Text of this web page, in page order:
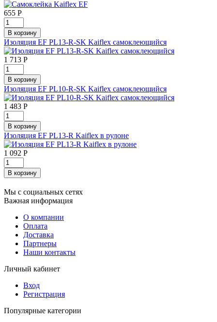
655 Р
Изоляция EF PL13-R-SK Kaiflex самоклеющийся
1 713 Р
Изоляция EF PL10-R-SK Kaiflex самоклеющийся
1 483 Р
Изоляция EF PL13-R Kaiflex в рулоне
1 092 Р
Мы с социальных сетях
Важная информация
О компании
Оплата
Доставка
Партнеры
Наши контакты
Личный кабинет
Вход
Регистрация
Популярные категории